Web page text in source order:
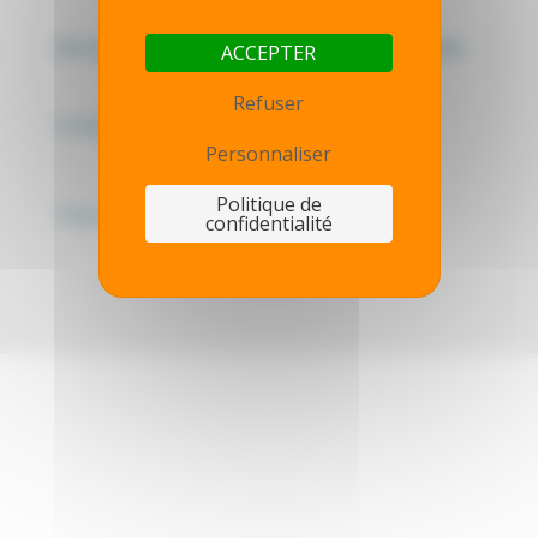
Mentions légales - Politique de confidentialité
ACCEPTER
Refuser
Personnaliser
Politique de
confidentialité